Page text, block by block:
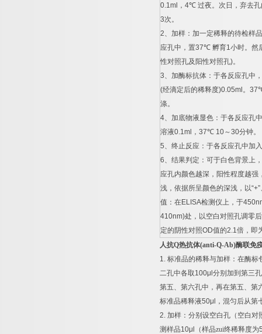
0.1ml ， 4℃ 过夜。次日，弃去
3次。
2、加样：加一定稀释的待检样品
应孔中，置37℃ 孵育1小时。然
性对照孔及阳性对照孔)。
3、加酶标抗体：于各反应孔中
(经滴定后的稀释度)0.05ml 。 37
涤。
4、加底物液显色：于各反应孔
溶液0.1ml ， 37℃ 10～30分钟。
5、终止反应：于各反应孔中加入
6、结果判定：可于白色背景上
应孔内颜色越深，阳性程度越强
浅，依据所呈颜色的深浅，以“+”
值：在ELISA检测仪上，于
410nm)处，以空白对照孔调零
定的阴性对照OD值的2.1倍，即
人抗Q热抗体(anti-Q-Ab)酶联免
1. 标准品的稀释与加样：在酶标
二孔中各取100μl 分别加到第三
第五、第六孔中，再在第五、第
标准品稀释液50μl
，混匀后从第
2. 加样：分别设空白孔（空白
测样品10μl （样品zui终稀释度为